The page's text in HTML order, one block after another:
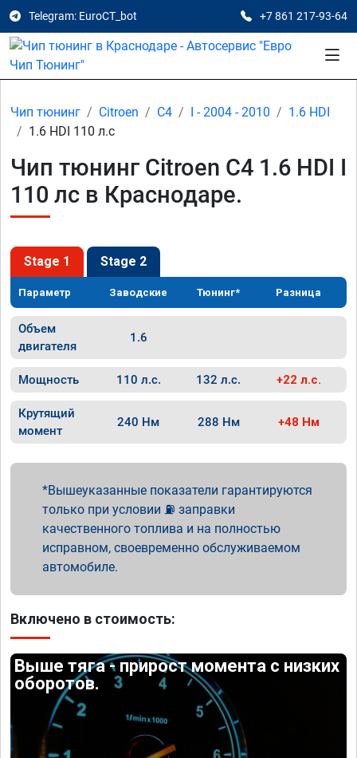
Telegram: EuroCT_bot +7 861 217-93-64
Чип тюнинг Citroen C4 I - 2004 - 2010
1.6 HDI
1.6 HDI 110 л.с
Чип тюнинг Citroen C4 1.6 HDI I
110 лс в Краснодаре.
Stage 1 Stage 2
Параметр Заводские Тюнинг* Разница
Объем
двигателя
1.6
Мощность 110 л.с. 132 л.с. +22 л.с.
Крутящий
момент
240 Нм 288 Нм +48 Нм
Вышеуказанные показатели гарантируются
только при условии ⛽ заправки
качественного топлива и на полностью
исправном, своевременно обслуживаемом
автомобиле.
Включено в стоимость:
Выше тяга - прирост момента с низких
оборотов.